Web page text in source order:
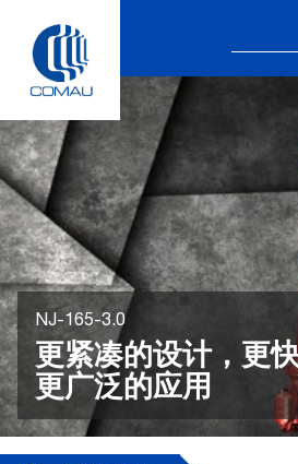
content
NJ-165-3.0
更紧凑的设计，更
更广泛的应用